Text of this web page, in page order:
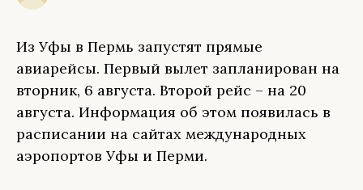
Из Уфы в Пермь запустят прямые
авиарейсы. Первый вылет запланирован на
вторник, 6 августа. Второй рейс – на 20
августа. Информация об этом появилась в
расписании на сайтах международных
аэропортов Уфы и Перми.